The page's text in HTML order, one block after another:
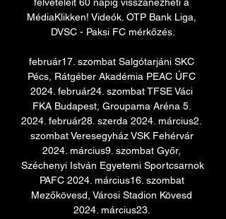
felvételeit 60 napig visszanézheti a
MédiaKlikken! Videók. OTP Bank Liga,
DVSC - Paksi FC mérkőzés.
február17. szombat Salgótarjáni SKC
Pécs, Rátgéber Akadémia PEAC ÚFC
2024. február24. szombat TFSE Váci
FKA Budapest, Groupama Aréna 5.
2024. február28. szerda 2024. március2.
szombat Veresegyház VSK Fehérvár
2024. március9. szombat Győr,
Széchenyi István Egyetemi Sportcsarnok
PAFC 2024. március16. szombat
Mezőkövesd, Városi Stadion Kövesd
2024. március23.